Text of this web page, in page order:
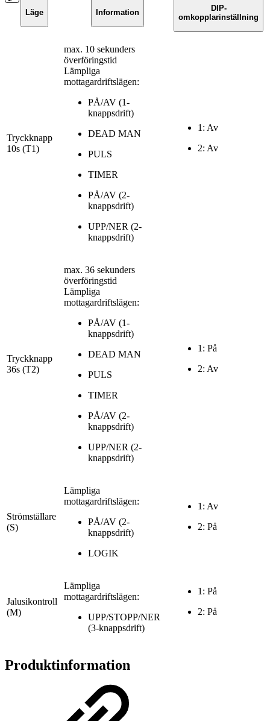
Läge Information
DIP-
omkopplarinställning
Tryckknapp
10s (T1)
max. 10 sekunders
överföringstid
Lämpliga
mottagardriftslägen:
PÅ/AV (1-
knappsdrift)
DEAD MAN
PULS
TIMER
PÅ/AV (2-
knappsdrift)
UPP/NER (2-
knappsdrift)
1: Av
2: Av
Tryckknapp
36s (T2)
max. 36 sekunders
överföringstid
Lämpliga
mottagardriftslägen:
PÅ/AV (1-
knappsdrift)
DEAD MAN
PULS
TIMER
PÅ/AV (2-
knappsdrift)
UPP/NER (2-
knappsdrift)
1: På
2: Av
Strömställare
(S)
Lämpliga
mottagardriftslägen:
PÅ/AV (2-
knappsdrift)
LOGIK
1: Av
2: På
Jalusikontroll
(M)
Lämpliga
mottagardriftslägen:
UPP/STOPP/NER
(3-knappsdrift)
1: På
2: På
Produktinformation